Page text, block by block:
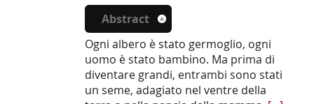
Abstract
Ogni albero è stato germoglio, ogni
uomo è stato bambino. Ma prima di
diventare grandi, entrambi sono stati
un seme, adagiato nel ventre della